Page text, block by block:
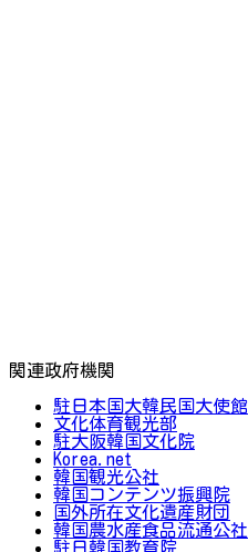
関連政府機関
駐日本国大韓民国大使館
文化体育観光部
駐大阪韓国文化院
Korea.net
韓国観光公社
韓国コンテンツ振興院
国外所在文化遺産財団
韓国農水産食品流通公社
駐日韓国教育院